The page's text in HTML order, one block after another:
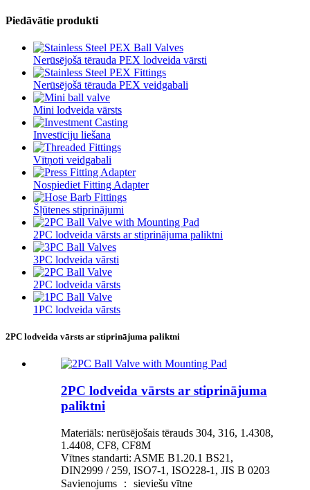
Piedāvātie produkti
Nerūsējošā tērauda PEX lodveida vārsti
Nerūsējošā tērauda PEX veidgabali
Mini lodveida vārsts
Investīciju liešana
Vītņoti veidgabali
Nospiediet Fitting Adapter
Šļūtenes stiprinājumi
2PC lodveida vārsts ar stiprinājuma paliktni
3PC lodveida vārsti
2PC lodveida vārsts
1PC lodveida vārsts
2PC lodveida vārsts ar stiprinājuma paliktni
2PC lodveida vārsts ar stiprinājuma
paliktni
Materiāls: nerūsējošais tērauds 304, 316, 1.4308,
1.4408, CF8, CF8M
Vītnes standarti: ASME B1.20.1 BS21,
DIN2999 / 259, ISO7-1, ISO228-1, JIS B 0203
Savienojums ： sieviešu vītne